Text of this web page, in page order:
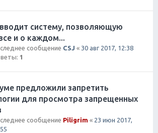
систему, позволяющую
и о каждом...
сообщение CSJ « 30 авг 2017, 12:38
1
предложили запретить
для просмотра запрещенных
сообщение Piligrim « 23 июн 2017,